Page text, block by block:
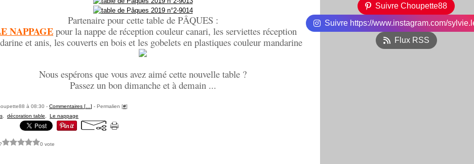
Partenaire pour cette table de PÂQUES :
NAPPAGEpour la nappe de réception couleur canari, les serviettes réception
et anis, les couverts en bois et les gobelets en plastiques couleur mandarine
Nous espérons que vous avez aimé cette nouvelle table ?
Passez un bon dimanche et à demain ...
à 08:30 - Commentaires [ ] - Permalien [#]
décoration table Le nappage
0 vote
Suivre Choupette88
Suivre https://www.instagram.com/
Flux RSS